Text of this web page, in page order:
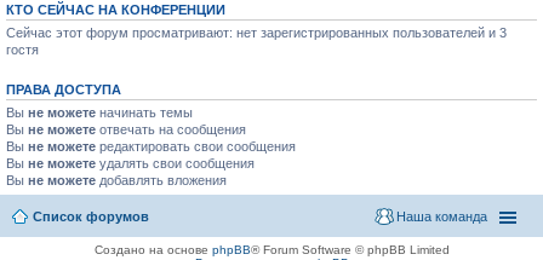
КТО СЕЙЧАС НА КОНФЕРЕНЦИИ
Сейчас этот форум просматривают: нет зарегистрированных пользователей и 3
гостя
ПРАВА ДОСТУПА
Вы не можете начинать темы
Вы не можете отвечать на сообщения
Вы не можете редактировать свои сообщения
Вы не можете удалять свои сообщения
Вы не можете добавлять вложения
Список форумов Наша команда
Создано на основе phpBB® Forum Software © phpBB Limited